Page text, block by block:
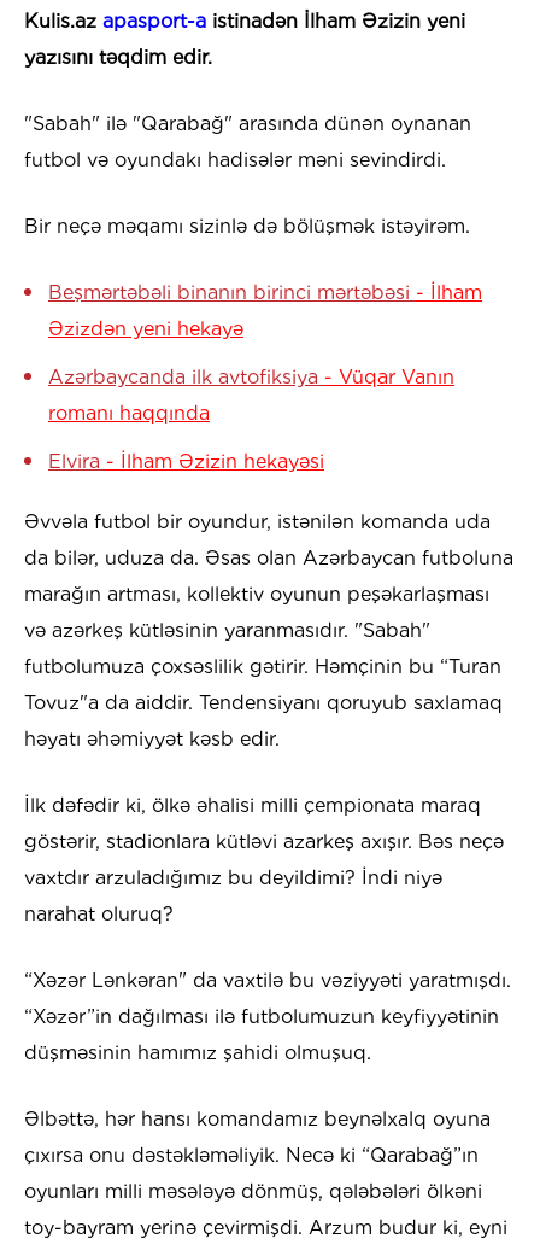
Kulis.az apasport-a istinadən İlham Əzizin yeni
yazısını təqdim edir.
"Sabah" ilə "Qarabağ" arasında dünən oynanan
futbol və oyundakı hadisələr məni sevindirdi.
Bir neçə məqamı sizinlə də bölüşmək istəyirəm.
Beşmərtəbəli binanın birinci mərtəbəsi - İlham
Əzizdən yeni hekayə
Azərbaycanda ilk avtofiksiya - Vüqar Vanın
romanı haqqında
Elvira - İlham Əzizin hekayəsi
Əvvəla futbol bir oyundur, istənilən komanda uda
da bilər, uduza da. Əsas olan Azərbaycan futboluna
marağın artması, kollektiv oyunun peşəkarlaşması
və azərkeş kütləsinin yaranmasıdır. "Sabah"
futbolumuza çoxsəslilik gətirir. Həmçinin bu “Turan
Tovuz"a da aiddir. Tendensiyanı qoruyub saxlamaq
həyatı əhəmiyyət kəsb edir.
İlk dəfədir ki, ölkə əhalisi milli çempionata maraq
göstərir, stadionlara kütləvi azarkeş axışır. Bəs neçə
vaxtdır arzuladığımız bu deyildimi? İndi niyə
narahat oluruq?
“Xəzər Lənkəran" da vaxtilə bu vəziyyəti yaratmışdı.
“Xəzər”in dağılması ilə futbolumuzun keyfiyyətinin
düşməsinin hamımız şahidi olmuşuq.
Əlbəttə, hər hansı komandamız beynəlxalq oyuna
çıxırsa onu dəstəkləməliyik. Necə ki “Qarabağ”ın
oyunları milli məsələyə dönmüş, qələbələri ölkəni
toy-bayram yerinə çevirmişdi. Arzum budur ki, eyni